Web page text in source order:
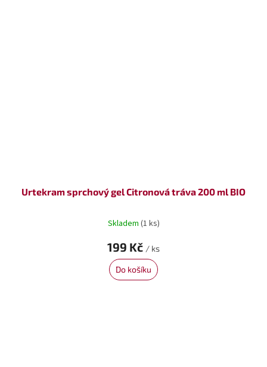
Urtekram sprchový gel Citronová tráva 200 ml BIO
Skladem (1 ks)
199 Kč / ks
Do košíku